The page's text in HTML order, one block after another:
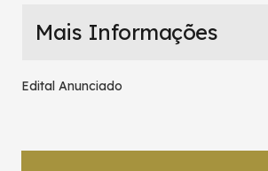
Mais Informações
Edital Anunciado